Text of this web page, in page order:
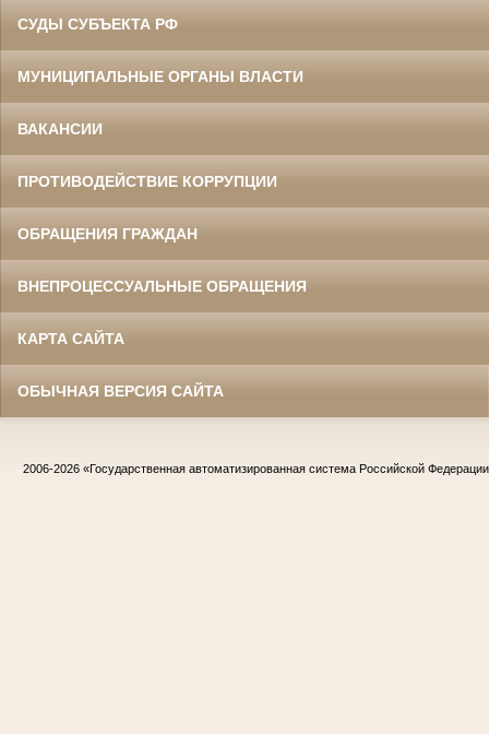
СУДЫ СУБЪЕКТА РФ
МУНИЦИПАЛЬНЫЕ ОРГАНЫ ВЛАСТИ
ВАКАНСИИ
ПРОТИВОДЕЙСТВИЕ КОРРУПЦИИ
ОБРАЩЕНИЯ ГРАЖДАН
ВНЕПРОЦЕССУАЛЬНЫЕ ОБРАЩЕНИЯ
КАРТА САЙТА
ОБЫЧНАЯ ВЕРСИЯ САЙТА
2006-2026 «Государственная автоматизированная система Российской